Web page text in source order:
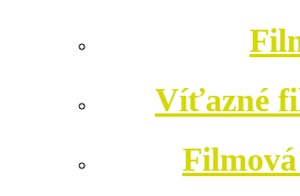
Víťazné